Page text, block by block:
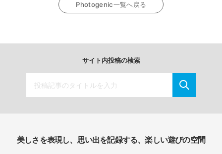
Photogenic一覧へ戻る
サイト内投稿の検索
美しさを表現し、思い出を記録する、楽しい遊びの空間